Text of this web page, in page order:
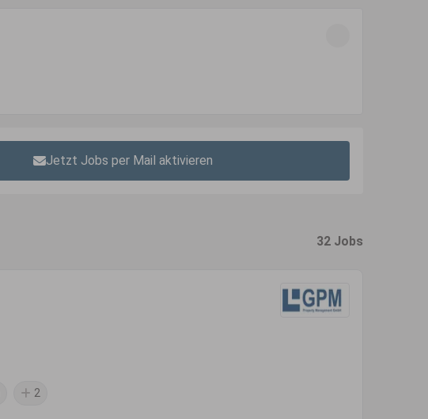
Jetzt Jobs per Mail aktivieren
32 Jobs
2